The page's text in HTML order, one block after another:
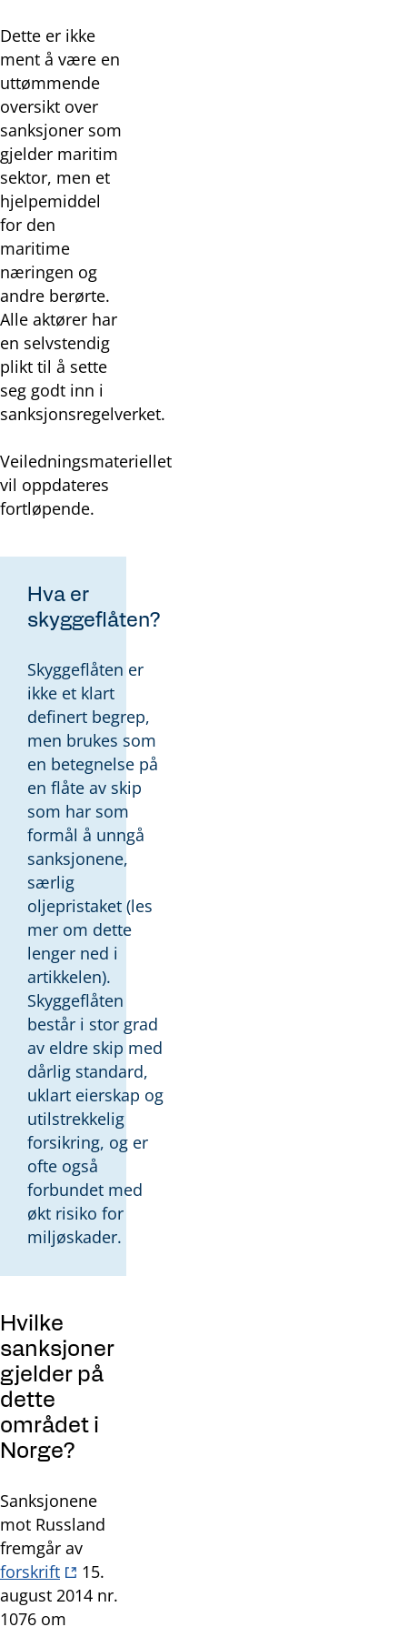
Dette er ikke
ment å være en
uttømmende
oversikt over
sanksjoner som
gjelder maritim
sektor, men et
hjelpemiddel
for den
maritime
næringen og
andre berørte.
Alle aktører har
en selvstendig
plikt til å sette
seg godt inn i
sanksjonsregelverket.
Veiledningsmateriellet
vil oppdateres
fortløpende.
Hva er
skyggeflåten?
Skyggeflåten er
ikke et klart
definert begrep,
men brukes som
en betegnelse på
en flåte av skip
som har som
formål å unngå
sanksjonene,
særlig
oljepristaket (les
mer om dette
lenger ned i
artikkelen).
Skyggeflåten
består i stor grad
av eldre skip med
dårlig standard,
uklart eierskap og
utilstrekkelig
forsikring, og er
ofte også
forbundet med
økt risiko for
miljøskader.
Hvilke
sanksjoner
gjelder på
dette
området i
Norge?
Sanksjonene
mot Russland
fremgår av
forskrift
15.
august 2014 nr.
1076 om